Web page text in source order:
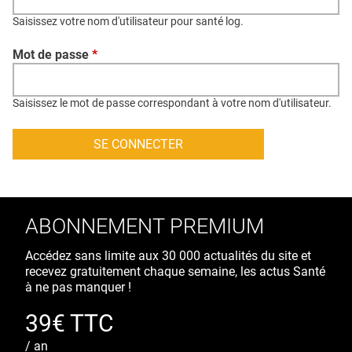
CONTACT
CRÉDITS
Saisissez votre nom d'utilisateur pour santé log.
Mot de passe *
Saisissez le mot de passe correspondant à votre nom d'utilisateur.
ABONNEMENT PREMIUM
Accédez sans limite aux 30 000 actualités du site et
recevez gratuitement chaque semaine, les actus Santé
à ne pas manquer !
39€ TTC
/ an